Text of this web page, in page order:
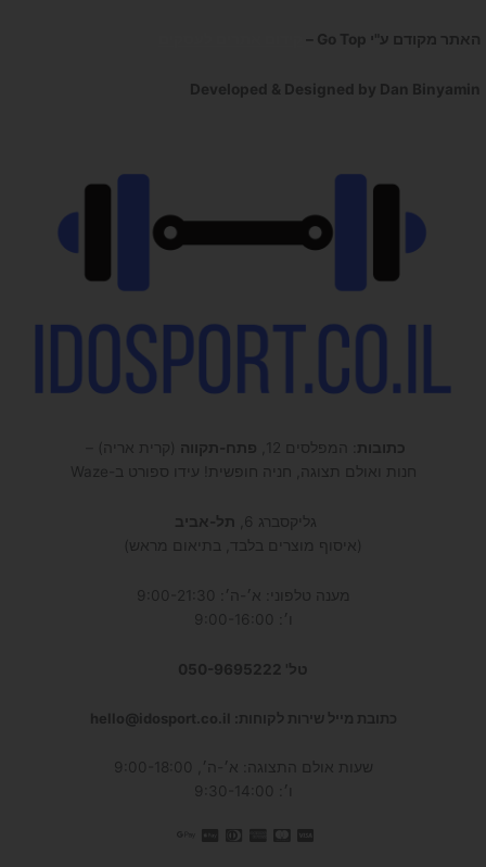
האתר מקודם ע"י Go Top –
Developed & Designed by Dan Binyamin
כתובות : המפלסים 12, פתח-תקווה (קרית אריה) –
חנות ואולם תצוגה, חניה חופשית! עידו ספורט ב-Waze
גליקסברג 6,
תל-אביב
(איסוף מוצרים בלבד, בתיאום מראש)
מענה טלפוני: א׳-ה׳: 9:00-21:30
טל' 050-9695222
כתובת מייל שירות לקוחות: hello@idosport.co.il
שעות אולם התצוגה: א׳-ה׳, 9:00-18:00